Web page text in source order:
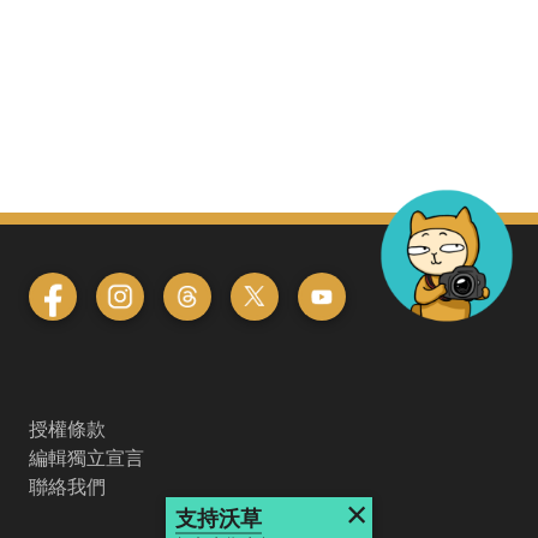
授權條款
編輯獨立宣言
聯絡我們
支持沃草 ×